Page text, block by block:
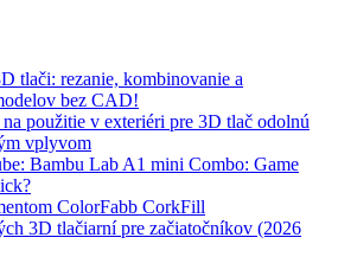
tlači: rezanie, kombinovanie a
bez CAD!
použitie v exteriéri pre 3D tlač odolnú
vplyvom
Bambu Lab A1 mini Combo: Game
ColorFabb CorkFill
3D tlačiarní pre začiatočníkov (2026